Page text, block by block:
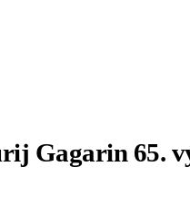
Gagarin 65.